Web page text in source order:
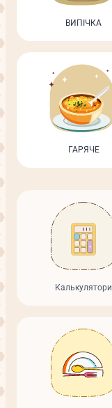
ВИПІЧКА
ГАРЯЧЕ
Калькулятори